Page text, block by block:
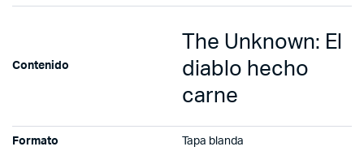
Contenido
The Unknown: El
diablo hecho
carne
Formato Tapa blanda